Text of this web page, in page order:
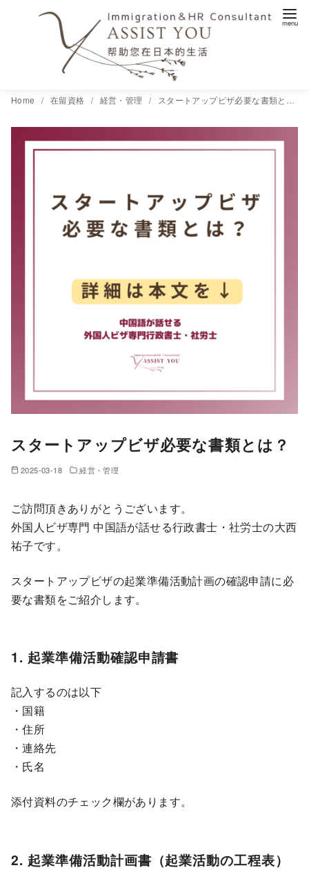
Home 在留資格 経営・管理 スタートアップビザ必要な書類とは？
スタートアップビザ必要な書類とは？
2025-03-18 経営・管理
ご訪問頂きありがとうございます。
外国人ビザ専門 中国語が話せる行政書士・社労士の大西
祐子です。
スタートアップビザの起業準備活動計画の確認申請に必
要な書類をご紹介します。
1. 起業準備活動確認申請書
記入するのは以下
・国籍
・住所
・連絡先
・氏名
添付資料のチェック欄があります。
2. 起業準備活動計画書（起業活動の工程表）